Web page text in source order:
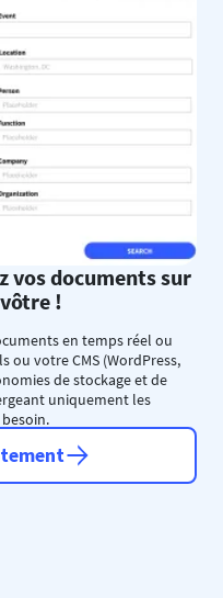
vos documents sur
!
en temps réel ou
ou votre CMS (WordPress,
de stockage et de
uniquement les